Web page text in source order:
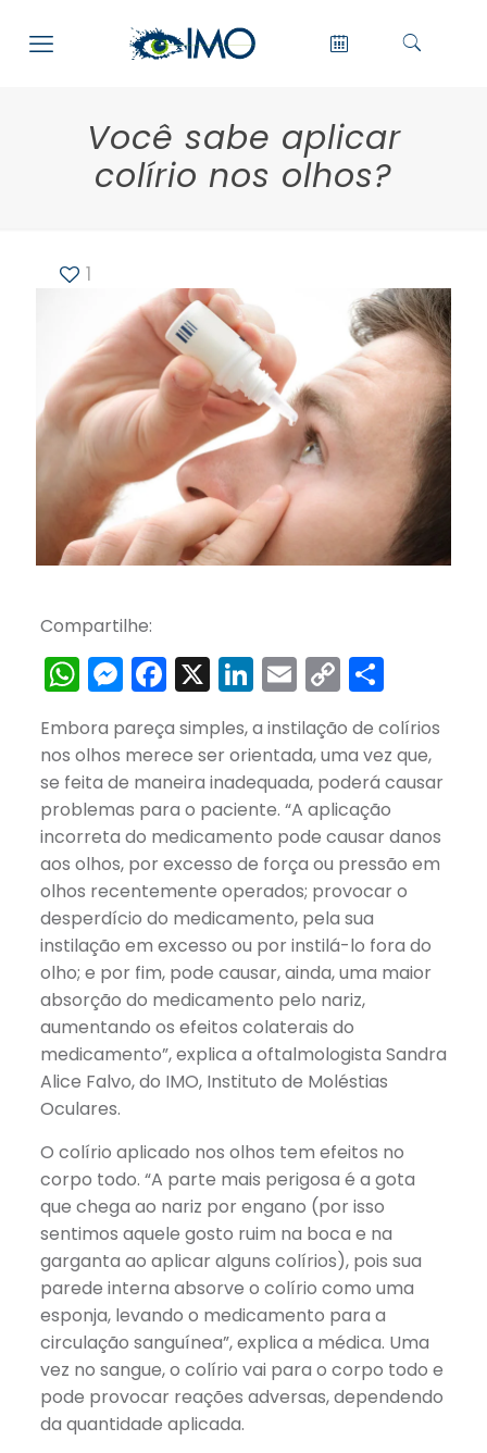
Você sabe aplicar
colírio nos olhos?
1
Compartilhe:
WhatsApp
Messenger
Facebook
X LinkedIn
Email
Copy
Link
Share
Embora pareça simples, a instilação de colírios
nos olhos merece ser orientada, uma vez que,
se feita de maneira inadequada, poderá causar
problemas para o paciente. “A aplicação
incorreta do medicamento pode causar danos
aos olhos, por excesso de força ou pressão em
olhos recentemente operados; provocar o
desperdício do medicamento, pela sua
instilação em excesso ou por instilá-lo fora do
olho; e por fim, pode causar, ainda, uma maior
absorção do medicamento pelo nariz,
aumentando os efeitos colaterais do
medicamento”, explica a oftalmologista Sandra
Alice Falvo, do IMO, Instituto de Moléstias
Oculares.
O colírio aplicado nos olhos tem efeitos no
corpo todo. “A parte mais perigosa é a gota
que chega ao nariz por engano (por isso
sentimos aquele gosto ruim na boca e na
garganta ao aplicar alguns colírios), pois sua
parede interna absorve o colírio como uma
esponja, levando o medicamento para a
circulação sanguínea”, explica a médica. Uma
vez no sangue, o colírio vai para o corpo todo e
pode provocar reações adversas, dependendo
da quantidade aplicada.